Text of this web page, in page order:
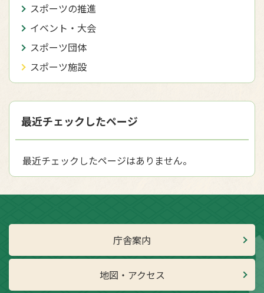
スポーツの推進
イベント・大会
スポーツ団体
スポーツ施設
最近チェックしたページ
最近チェックしたページはありません。
庁舎案内
地図・アクセス